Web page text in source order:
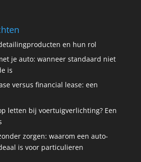
en hun rol
je auto: wanneer standaard niet
is
versus financial lease: een
letten bij voertuigverlichting? Een
zorgen: waarom een auto-
is voor particulieren